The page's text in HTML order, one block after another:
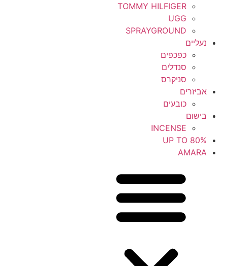
TOMMY HILFIGER
UGG
SPRAYGROUND
נעליים
כפכפים
סנדלים
סניקרס
אביזרים
כובעים
בישום
INCENSE
UP TO 80%
AMARA